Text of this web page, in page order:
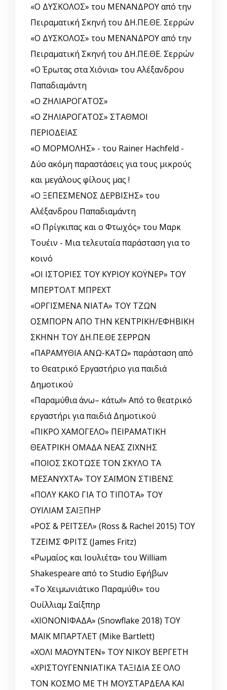
«Ο ΔΥΣΚΟΛΟΣ» του ΜΕΝΑΝΔΡΟΥ από την
Πειραματική Σκηνή του ΔΗ.ΠΕ.ΘΕ. Σερρών
«Ο ΔΥΣΚΟΛΟΣ» του ΜΕΝΑΝΔΡΟΥ από την
Πειραματική Σκηνή του ΔΗ.ΠΕ.ΘΕ. Σερρών
«Ο Έρωτας στα Χιόνια» του Αλέξανδρου
Παπαδιαμάντη
«Ο ΖΗΛΙΑΡΟΓΑΤΟΣ»
«Ο ΖΗΛΙΑΡΟΓΑΤΟΣ» ΣΤΑΘΜΟΙ
ΠΕΡΙΟΔΕΙΑΣ
«Ο ΜΟΡΜΟΛΗΣ» - του Rainer Hachfeld -
Δύο ακόμη παραστάσεις για τους μικρούς
και μεγάλους φίλους μας !
«Ο ΞΕΠΕΣΜΕΝΟΣ ΔΕΡΒΙΣΗΣ» του
Αλέξανδρου Παπαδιαμάντη
«Ο Πρίγκιπας και ο Φτωχός» του Μαρκ
Τουέιν - Μια τελευταία παράσταση για το
κοινό
«ΟΙ ΙΣΤΟΡΙΕΣ ΤΟΥ ΚΥΡΙΟΥ ΚΟΫΝΕΡ» ΤΟΥ
ΜΠΕΡΤΟΛΤ ΜΠΡΕΧΤ
«ΟΡΓΙΣΜΕΝΑ ΝΙΑΤΑ» ΤΟΥ ΤΖΩΝ
ΟΣΜΠΟΡΝ ΑΠΟ ΤΗΝ ΚΕΝΤΡΙΚΗ/ΕΦΗΒΙΚΗ
ΣΚΗΝΗ ΤΟΥ ΔΗ.ΠΕ.ΘΕ ΣΕΡΡΩΝ
«ΠΑΡΑΜΥΘΙΑ ΑΝΩ-ΚΑΤΩ» παράσταση από
το Θεατρικό Εργαστήριο για παιδιά
Δημοτικού
«Παραμύθια άνω– κάτω!» Από το θεατρικό
εργαστήρι για παιδιά Δημοτικού
«ΠΙΚΡΟ ΧΑΜΟΓΕΛΟ» ΠΕΙΡΑΜΑΤΙΚΗ
ΘΕΑΤΡΙΚΗ ΟΜΑΔΑ ΝΕΑΣ ΖΙΧΝΗΣ
«ΠΟΙΟΣ ΣΚΟΤΩΣΕ ΤΟΝ ΣΚΥΛΟ ΤΑ
ΜΕΣΑΝΥΧΤΑ» ΤΟΥ ΣΑΪΜΟΝ ΣΤΙΒΕΝΣ
«ΠΟΛΥ ΚΑΚΟ ΓΙΑ ΤΟ ΤΙΠΟΤΑ» ΤΟΥ
ΟΥΙΛΙΑΜ ΣΑΙΞΠΗΡ
«ΡΟΣ & ΡΕΪΤΣΕΛ» (Ross & Rachel 2015) ΤΟΥ
ΤΖΕΙΜΣ ΦΡΙΤΣ (James Fritz)
«Ρωμαίος και Ιουλιέτα» του William
Shakespeare από το Studio Εφήβων
«Το Χειμωνιάτικο Παραμύθι» του
Ουίλλιαμ Σαίξπηρ
«ΧΙΟΝΟΝΙΦΑΔΑ» (Snowflake 2018) ΤΟΥ
ΜΑΙΚ ΜΠΑΡΤΛΕΤ (Mike Bartlett)
«ΧΟΛΙ ΜΑΟΥΝΤΕΝ» ΤΟΥ ΝΙΚΟΥ ΒΕΡΓΕΤΗ
«ΧΡΙΣΤΟΥΓΕΝΝΙΑΤΙΚΑ ΤΑΞΙΔΙΑ ΣΕ ΟΛΟ
ΤΟΝ ΚΟΣΜΟ ΜΕ ΤΗ ΜΟΥΣΤΑΡΔΕΛΑ ΚΑΙ